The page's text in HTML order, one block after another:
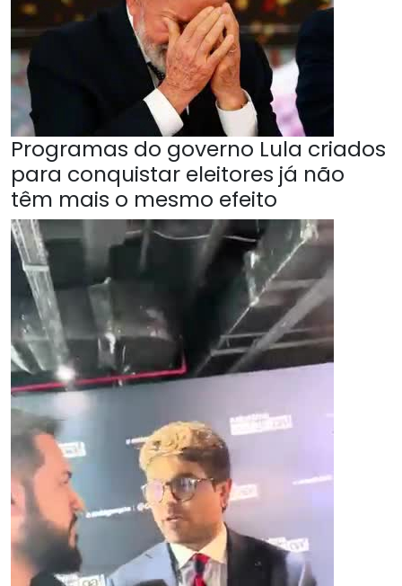
Programas do governo Lula criados
para conquistar eleitores já não
têm mais o mesmo efeito